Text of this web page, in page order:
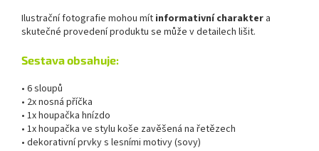
Ilustrační fotografie mohou mít informativní charakter a
skutečné provedení produktu se může v detailech lišit.
Sestava obsahuje:
• 6 sloupů
• 2x nosná příčka
• 1x houpačka hnízdo
• 1x houpačka ve stylu koše zavěšená na řetězech
• dekorativní prvky s lesními motivy (sovy)